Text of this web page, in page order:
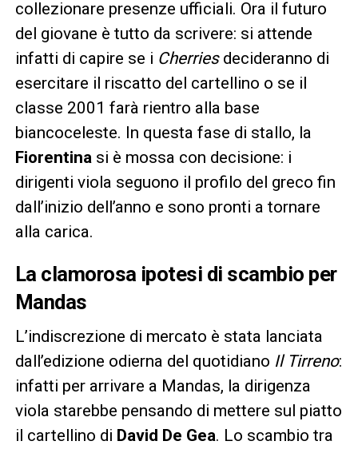
collezionare presenze ufficiali. Ora il futuro
del giovane è tutto da scrivere: si attende
infatti di capire se i Cherriesdecideranno di
esercitare il riscatto del cartellino o se il
classe 2001 farà rientro alla base
biancoceleste. In questa fase di stallo, la
Fiorentinasi è mossa con decisione: i
dirigenti viola seguono il profilo del greco fin
dall’inizio dell’anno e sono pronti a tornare
alla carica.
La clamorosa ipotesi di scambio per
Mandas
L’indiscrezione di mercato è stata lanciata
dall’edizione odierna del quotidiano Il Tirreno:
infatti per arrivare a Mandas, la dirigenza
viola starebbe pensando di mettere sul piatto
il cartellino di David De Gea. Lo scambio tra